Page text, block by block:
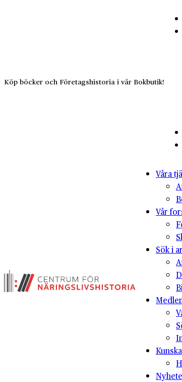
Köp böcker och Företagshistoria i vår Bokbutik!
Våra
Vår
Sök i